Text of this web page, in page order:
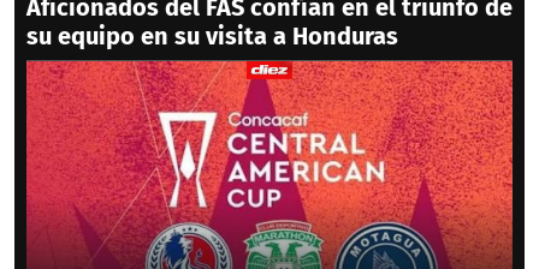
Aficionados del FAS confían en el triunfo de
su equipo en su visita a Honduras